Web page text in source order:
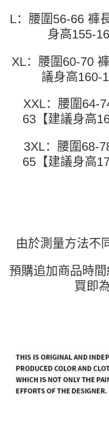
1. 分期款项不并入电信账单
2. 通过短信链接打开账单后
【注意事项】
1. 本服务系由 “台湾大哥大
本服务购买商品或服务，并
司后，依约使用本公司账单
2. 基于同意付款使用 “大哥
料（包含姓名、电话或地址
台湾大哥大与本人进行分期
3. 完整用户服务条款，请详
5. 收到商品當下無需繳費，
APP於四大便利商店‧ATM/
有最長 45 天內付款之服務。
繳費期限，為商家向您請款
夠在期限內收到商品(例如:
商品與否，仍需要請您在
1. 初次使用 AFTEE 時，將
之上限額度
2. 結帳金額須大於NT$30
AFTEE 於本服務必要服務
（https://aftee.tw/
若款項超過繳費期限，將根
要之購買訂單資訊提供予
料，請勿選用本服務。
每笔NT$45
付款 後全家取貨
7-11取貨付款
付款 後7-11取貨
宅配
每笔NT$70，满NT$499(
L：腰圍56-66 褲
身高155-
XL：腰圍60-70
議身高160-
XXL：腰圍64-
63【建議身高
3XL：腰圍68-
65【建議身高
由於測量方法不
預購追加商品時
買即